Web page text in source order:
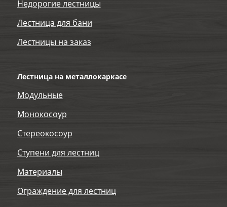
Недорогие лестницы
Лестница для бани
Лестницы на заказ
Лестница на металлокаркасе
Модульные
Монокосоур
Стереокосоур
Ступени для лестниц
Материалы
Ограждение для лестниц